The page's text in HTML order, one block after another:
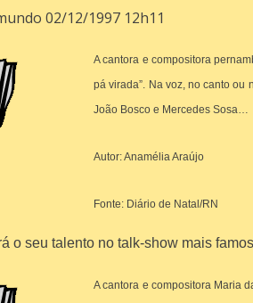
02/12/1997 12h11
A cantora e compositora
pá virada”. Na voz, no canto
João Bosco e Mercedes Sosa…
Autor: Anamélia Araújo
Fonte: Diário de Natal/RN
o seu talento no talk-show mais
A cantora e compositora Maria